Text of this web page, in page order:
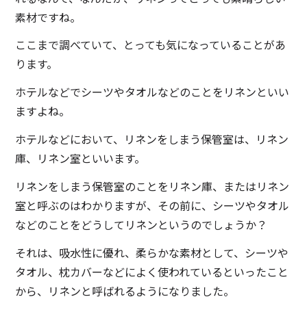
素材ですね。
ここまで調べていて、とっても気になっていることがあ
ります。
ホテルなどでシーツやタオルなどのことをリネンといい
ますよね。
ホテルなどにおいて、リネンをしまう保管室は、リネン
庫、リネン室といいます。
リネンをしまう保管室のことをリネン庫、またはリネン
室と呼ぶのはわかりますが、その前に、シーツやタオル
などのことをどうしてリネンというのでしょうか？
それは、吸水性に優れ、柔らかな素材として、シーツや
タオル、枕カバーなどによく使われているといったこと
から、リネンと呼ばれるようになりました。